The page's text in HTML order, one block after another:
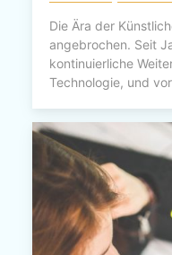
Die Ära der
angebrochen. Seit
kontinuierliche
Technologie, und